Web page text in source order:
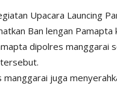
Upacara Launcing
Ban lengan
dipolres manggarai
manggarai juga